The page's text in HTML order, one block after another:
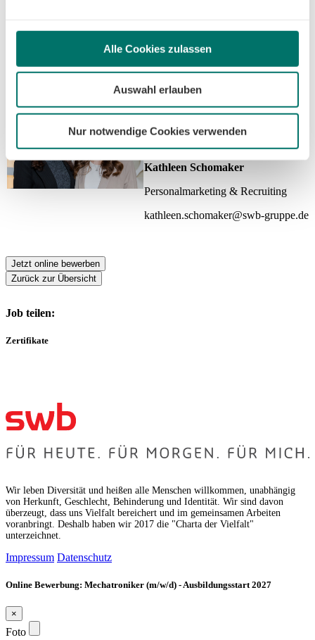
Alle Cookies zulassen
Auswahl erlauben
Nur notwendige Cookies verwenden
Lea Buerfeind
Personalmarketing & Recruiting
Kathleen Schomaker
Personalmarketing & Recruiting
kathleen.schomaker@swb-gruppe.de
Jetzt online bewerben
Zurück zur Übersicht
Job teilen:
Zertifikate
Wir leben Diversität und heißen alle Menschen willkommen, unabhängig
von Herkunft, Geschlecht, Behinderung und Identität. Wir sind davon
überzeugt, dass uns Vielfalt bereichert und im gemeinsamen Arbeiten
voranbringt. Deshalb haben wir 2017 die "Charta der Vielfalt"
unterzeichnet.
Impressum Datenschutz
Online Bewerbung: Mechatroniker (m/w/d) - Ausbildungsstart 2027
×
Foto